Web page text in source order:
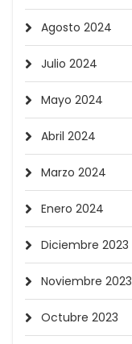
Agosto 2024
Julio 2024
Mayo 2024
Abril 2024
Marzo 2024
Enero 2024
Diciembre 2023
Noviembre 2023
Octubre 2023